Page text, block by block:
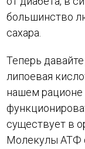
большинство
сахара.
Теперь
липоевая
нашем рационе
существует в
Молекулы АТФ